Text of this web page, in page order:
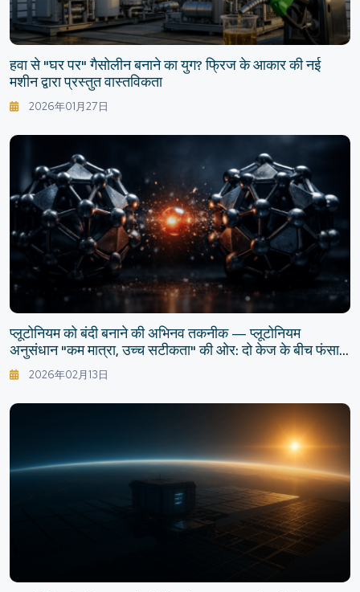
हवा से "घर पर" गैसोलीन बनाने का युग? फ्रिज के आकार की नई
मशीन द्वारा प्रस्तुत वास्तविकता
2026年01月27日
प्लूटोनियम को बंदी बनाने की अभिनव तकनीक — प्लूटोनियम
अनुसंधान "कम मात्रा, उच्च सटीकता" की ओर: दो केज के बीच फंसाने
की अवधारणा
2026年02月13日